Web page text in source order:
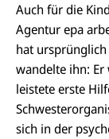
Auch für die
Agentur epa
hat
wandelte ihn: Er
leistete erste
sich in der